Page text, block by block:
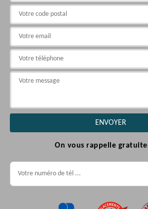
On vous rappelle